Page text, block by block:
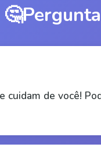
🤔
cuidam de você!